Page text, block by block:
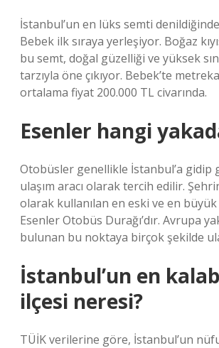
İstanbul’un en lüks semti
Bebek ilk sıraya yerleşiyor. Boğaz
bu semt, doğal güzelliği ve yüksek
tarzıyla öne çıkıyor. Bebek’te
ortalama fiyat 200.000 TL civarında.
Esenler hangi
Otobüsler genellikle İstanbul’a gidip
ulaşım aracı olarak tercih edilir.
olarak kullanılan en eski ve en
Esenler Otobüs Durağı’dır. Avrupa
bulunan bu noktaya birçok şekilde
İstanbul’un en
ilçesi neresi?
TÜİK verilerine göre, İstanbul’un